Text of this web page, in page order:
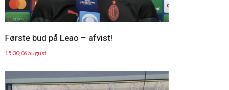
Første bud på Leao – afvist!
15:30, 06 august